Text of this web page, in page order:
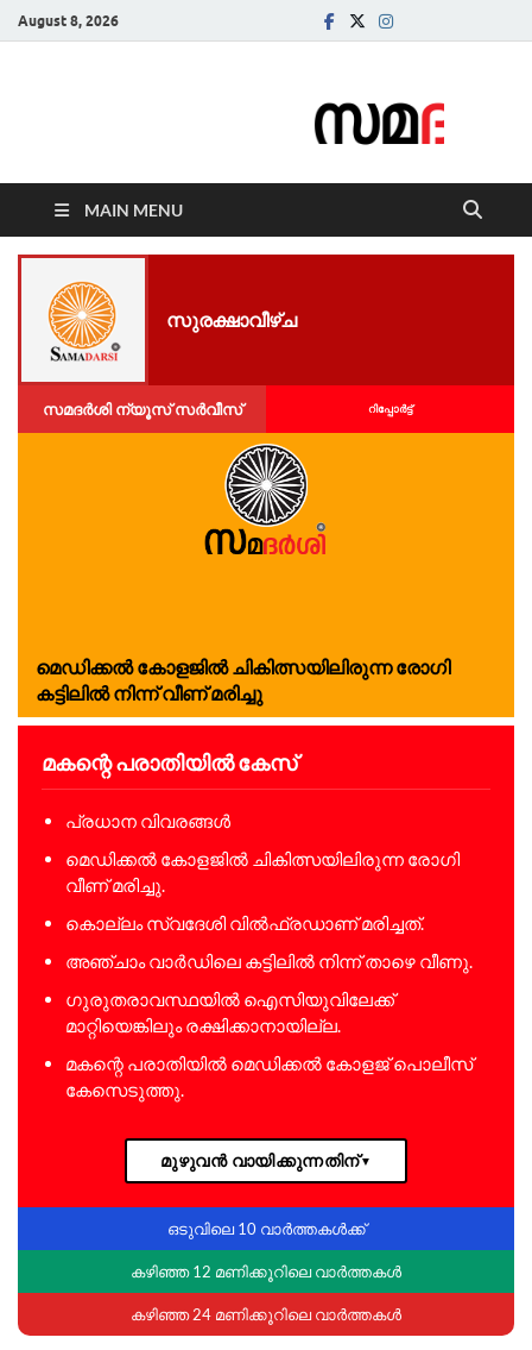
August 8, 2026
MAIN MENU
സുരക്ഷാവീഴ്ച
സമദർശി ന്യൂസ് സർവീസ് റിപ്പോര്‍ട്ട്
മെഡിക്കൽ കോളജിൽ ചികിത്സയിലിരുന്ന രോഗി
കട്ടിലിൽ നിന്ന് വീണ് മരിച്ചു
മകന്റെ പരാതിയിൽ കേസ്
പ്രധാന വിവരങ്ങൾ
മെഡിക്കൽ കോളജിൽ ചികിത്സയിലിരുന്ന രോഗി
വീണ് മരിച്ചു.
കൊല്ലം സ്വദേശി വിൽഫ്രഡാണ് മരിച്ചത്.
അഞ്ചാം വാർഡിലെ കട്ടിലിൽ നിന്ന് താഴെ വീണു.
ഗുരുതരാവസ്ഥയിൽ ഐസിയുവിലേക്ക്
മാറ്റിയെങ്കിലും രക്ഷിക്കാനായില്ല.
മകന്റെ പരാതിയിൽ മെഡിക്കൽ കോളജ് പൊലീസ്
കേസെടുത്തു.
മുഴുവൻ വായിക്കുന്നതിന്▼
ഒടുവിലെ 10 വാർത്തകൾക്ക്
കഴിഞ്ഞ 12 മണിക്കൂറിലെ വാർത്തകൾ
കഴിഞ്ഞ 24 മണിക്കൂറിലെ വാർത്തകൾ